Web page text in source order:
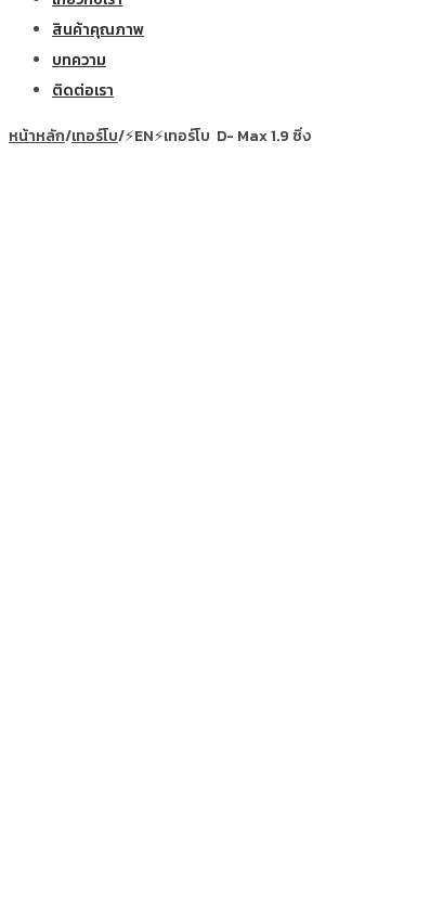
สินค้าคุณภาพ
บทความ
ติดต่อเรา
หน้าหลัก/เทอร์โบ/⚡EN⚡เทอร์โบ ​ D- Max 1.9 ซิ่ง